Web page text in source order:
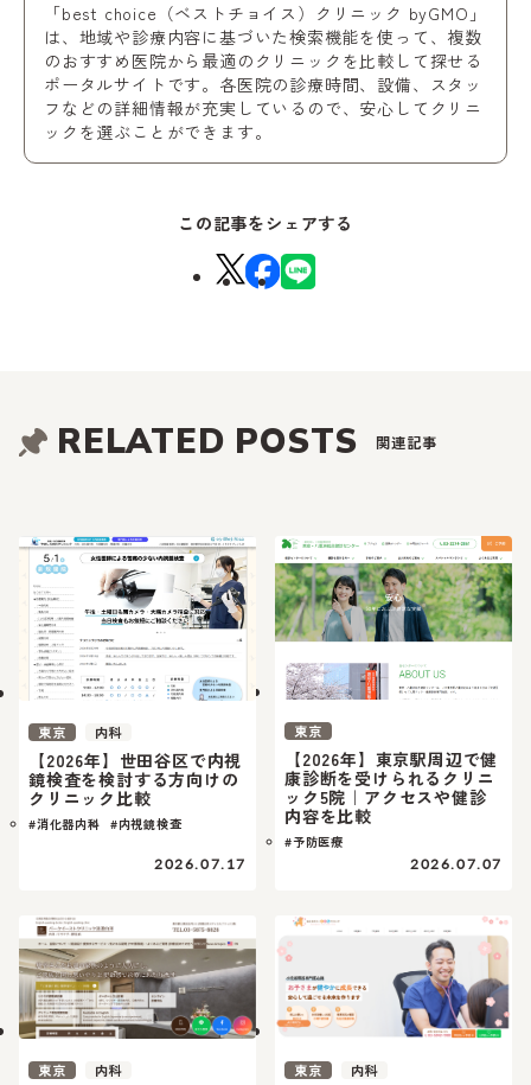
「best choice（ベストチョイス）クリニック byGMO」
は、地域や診療内容に基づいた検索機能を使って、複数
のおすすめ医院から最適のクリニックを比較して探せる
ポータルサイトです。各医院の診療時間、設備、スタッ
フなどの詳細情報が充実しているので、安心してクリニ
ックを選ぶことができます。
この記事をシェアする
RELATED POSTS 関連記事
東京 内科
【2026年】世田谷区で内視
鏡検査を検討する方向けの
クリニック比較
#消化器内科 #内視鏡検査
2026.07.17
東京
【2026年】東京駅周辺で健
康診断を受けられるクリニ
ック5院｜アクセスや健診
内容を比較
#予防医療
2026.07.07
東京 内科 東京 内科